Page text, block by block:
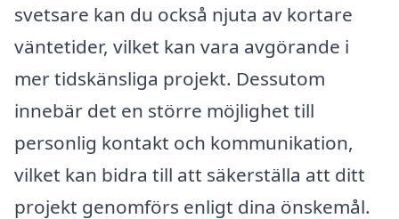
svetsare kan du också njuta av kortare
väntetider, vilket kan vara avgörande i
mer tidskänsliga projekt. Dessutom
innebär det en större möjlighet till
personlig kontakt och kommunikation,
vilket kan bidra till att säkerställa att ditt
projekt genomförs enligt dina önskemål.